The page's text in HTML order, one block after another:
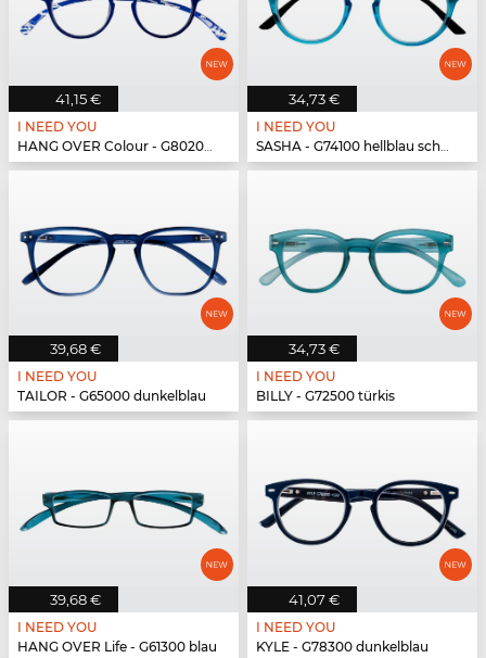
41,15 €
I NEED YOU
HANG OVER Colour - G80200 blau
34,73 €
I NEED YOU
SASHA - G74100 hellblau schwarz
39,68 €
I NEED YOU
TAILOR - G65000 dunkelblau
34,73 €
I NEED YOU
BILLY - G72500 türkis
39,68 €
I NEED YOU
HANG OVER Life - G61300 blau
41,07 €
I NEED YOU
KYLE - G78300 dunkelblau